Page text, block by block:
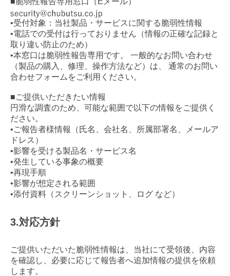
•受付対象：当社製品・サービスに関する脆弱性情報
•電話での受付は行っておりません（情報の正確な記録と
取り違い防止のため）
•本窓口は脆弱性報告専用です。 一般的なお問い合わせ
（製品の購入、修理、操作方法など）は、 通常のお問い
合わせフォームをご利用ください。
■ご提供いただきたい情報
円滑な調査のため、可能な範囲で以下の情報をご提供く
ださい。
•ご報告者様情報（氏名、会社名、所属部署名、メールア
ドレス）
•影響を受ける製品名・サービス名
•発生している事象の概要
•再現手順
•影響が想定される範囲
•添付資料（スクリーンショット、ログ など）
3.対応方針
ご提供いただいた脆弱性情報は、当社にて受領後、内容
を確認し、必要に応じて報告者へ追加情報の提供を依頼
します。